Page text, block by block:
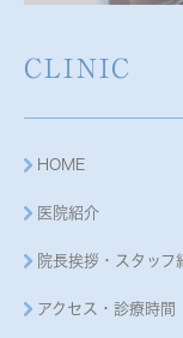
CLINIC
HOME
医院紹介
院長挨拶・スタッフ
アクセス・診療時間